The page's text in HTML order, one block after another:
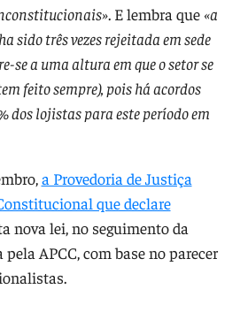
. E lembra que «a
sido três vezes rejeitada em sede
se a uma altura em que o setor se
feito sempre), pois há acordos
dos lojistas para este período em
a Provedoria de Justiça
que declare
nova lei, no seguimento da
APCC, com base no parecer